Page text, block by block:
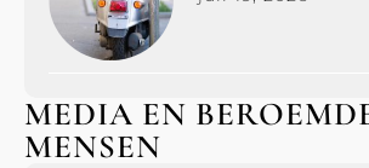
MEDIA EN
MENSEN